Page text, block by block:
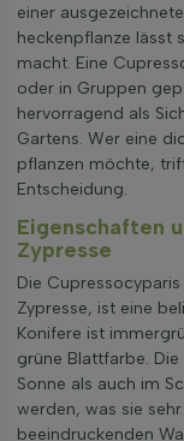
einer
heckenpflanze lässt
macht. Eine
oder in Gruppen
hervorragend als
Gartens. Wer eine
pflanzen möchte,
Entscheidung.
Eigenschaften
Zypresse
Die
Zypresse, ist eine
Konifere ist
grüne Blattfarbe.
Sonne als auch im
werden, was sie
beeindruckenden